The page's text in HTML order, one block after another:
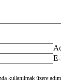
kullanılmak üzere